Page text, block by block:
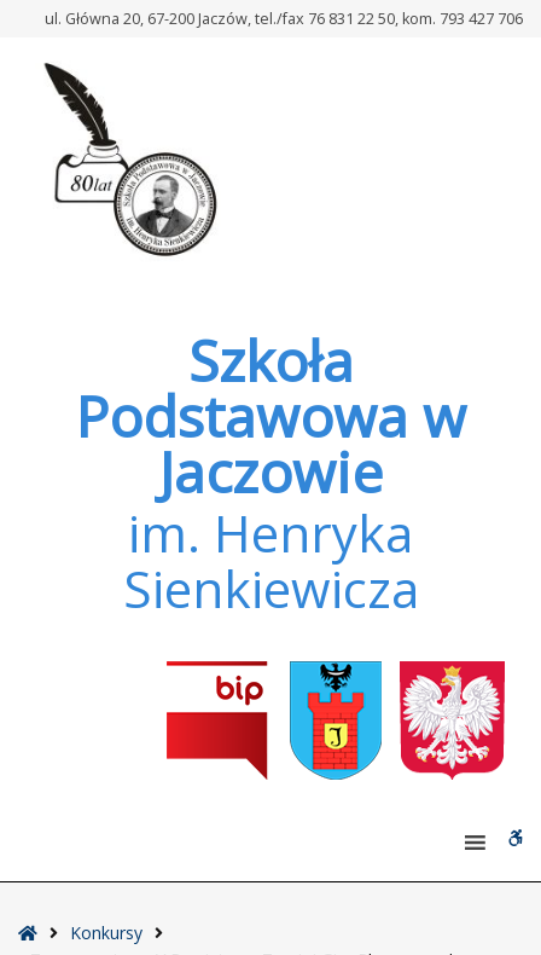
Powiatowy
Planszowych
ul. Główna 20, 67-200 Jaczów, tel./fax 76 831 22 50, kom. 793 427 706
Szkoła
Podstawowa w
Jaczowie
im. Henryka
Sienkiewicza
StronaKonkursy